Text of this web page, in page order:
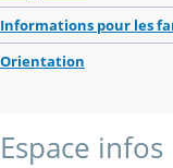
Informations pour les
Orientation
Espace infos